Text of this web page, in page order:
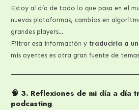
Estoy al día de todo lo que pasa en el
nuevas plataformas, cambios en
grandes players…
Filtrar esa información y traducirla a
mis oyentes es otra gran fuente de
🧠 3. Reflexiones de mi día a día
podcasting